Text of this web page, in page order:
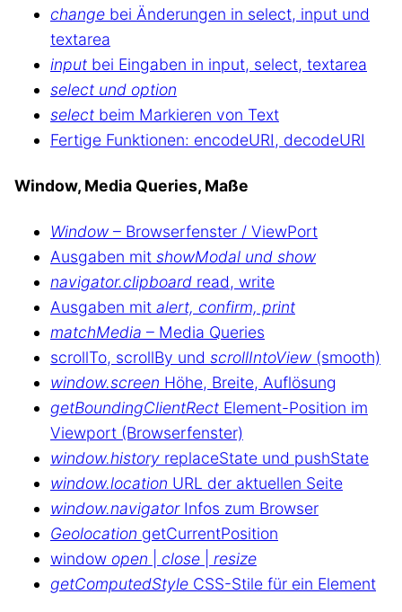
change bei Änderungen in select, input und
textarea
input bei Eingaben in input, select, textarea
select und option
select beim Markieren von Text
Fertige Funktionen: encodeURI, decodeURI
Window, Media Queries, Maße
Window – Browserfenster / ViewPort
Ausgaben mit showModal und show
navigator.clipboard read, write
Ausgaben mit alert, confirm, print
matchMedia – Media Queries
scrollTo, scrollBy und scrollIntoView (smooth)
window.screen Höhe, Breite, Auflösung
getBoundingClientRect Element-Position im
Viewport (Browserfenster)
window.history replaceState und pushState
window.location URL der aktuellen Seite
window.navigatorInfos zum Browser
Geolocation getCurrentPosition
window open close
resize
getComputedStyle CSS-Stile für ein Element